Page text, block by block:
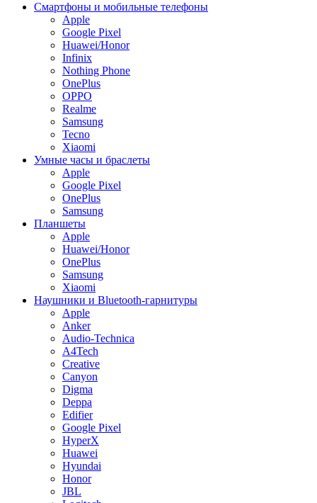
Смартфоны и мобильные телефоны
Apple
Google Pixel
Huawei/Honor
Infinix
Nothing Phone
OnePlus
OPPO
Realme
Samsung
Tecno
Xiaomi
Умные часы и браслеты
Apple
Google Pixel
OnePlus
Samsung
Планшеты
Apple
Huawei/Honor
OnePlus
Samsung
Xiaomi
Наушники и Bluetooth-гарнитуры
Apple
Anker
Audio-Technica
A4Tech
Creative
Canyon
Digma
Deppa
Edifier
Google Pixel
HyperX
Huawei
Hyundai
Honor
JBL